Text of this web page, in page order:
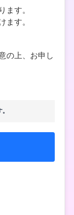
ます。
ます。
の上、お申し